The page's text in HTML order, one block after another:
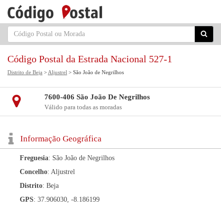
Código Postal da Estrada Nacional 527-1
Distrito de Beja > Aljustrel > São João de Negrilhos
7600-406 São João De Negrilhos
Válido para todas as moradas
Informação Geográfica
Freguesia: São João de Negrilhos
Concelho: Aljustrel
Distrito: Beja
GPS: 37.906030, -8.186199